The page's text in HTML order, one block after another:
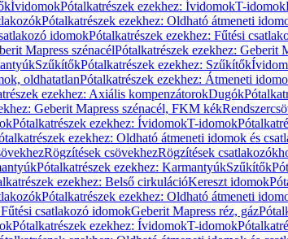
ÍvidomokPótalkatrészek ezekhez: ÍvidomokT-idomok
Pótalkatrészek ezekhez: Oldható átmeneti
idomokPótalkatrészek ezekhez: Fűtési
Mapress szénacélPótalkatrészek ezekhez: Geberit
SzűkítőkPótalkatrészek ezekhez: Szűkítők
oldhatatlanPótalkatrészek ezekhez: Átmeneti
ezekhez: Axiális kompenzátorokDugók
Geberit Mapress szénacél, FKM kék
Pótalkatrészek ezekhez: ÍvidomokT-idomok
ezekhez: Oldható átmeneti idomok és
Rögzítések csövekhezRögzítések
Pótalkatrészek ezekhez: KarmantyúkSzűkítők
ezekhez: Belső cirkulációKereszt idomok
Pótalkatrészek ezekhez: Oldható átmeneti
csatlakozó idomokGeberit Mapress réz, gáz
Pótalkatrészek ezekhez: ÍvidomokT-idomok